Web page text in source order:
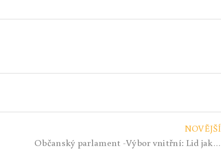
NOVĚJŠÍ
Občanský parlament -Výbor vnitřní: Lid jako zdroj státní moci díl III.